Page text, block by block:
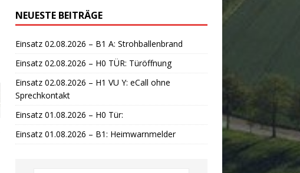
w
e
s
NEUESTE BEITRÄGE
Einsatz 02.08.2026 – B1 A: Strohballenbrand
Einsatz 02.08.2026 – H0 TÜR: Türöffnung
Einsatz 02.08.2026 – H1 VU Y: eCall ohne
Sprechkontakt
Einsatz 01.08.2026 – H0 Tür:
Einsatz 01.08.2026 – B1: Heimwarnmelder